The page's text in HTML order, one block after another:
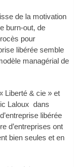
de la motivation
burn-out, de
pour
libérée semble
managérial de
Liberté & cie » et
Laloux dans
libérée
d’entreprises ont
bien seules et en